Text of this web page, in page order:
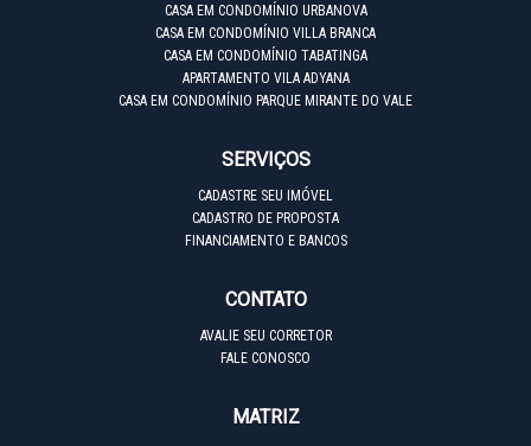
CASA EM CONDOMÍNIO URBANOVA
CASA EM CONDOMÍNIO VILLA BRANCA
CASA EM CONDOMÍNIO TABATINGA
APARTAMENTO VILA ADYANA
CASA EM CONDOMÍNIO PARQUE MIRANTE DO VALE
SERVIÇOS
CADASTRE SEU IMÓVEL
CADASTRO DE PROPOSTA
FINANCIAMENTO E BANCOS
CONTATO
AVALIE SEU CORRETOR
FALE CONOSCO
MATRIZ